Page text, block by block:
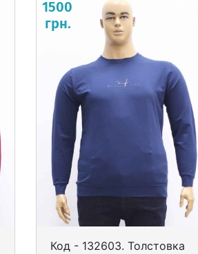
1500
грн.
Код - 132603. Толстовка